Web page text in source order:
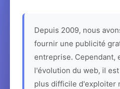
Depuis 2009, nous
fournir une publicité
entreprise. Cependant,
l'évolution du web, il
plus difficile d'exploiter